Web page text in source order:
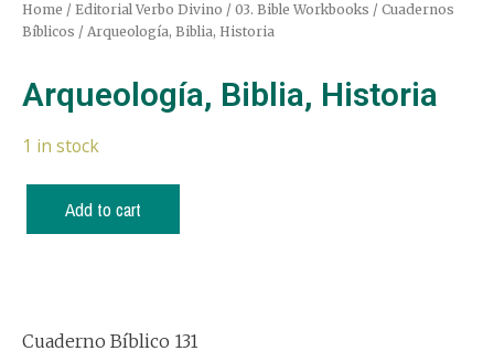
Home / Editorial Verbo Divino / 03. Bible Workbooks / Cuadernos
Bíblicos / Arqueología, Biblia, Historia
Arqueología, Biblia, Historia
1 in stock
Add to cart
Cuaderno Bíblico 131